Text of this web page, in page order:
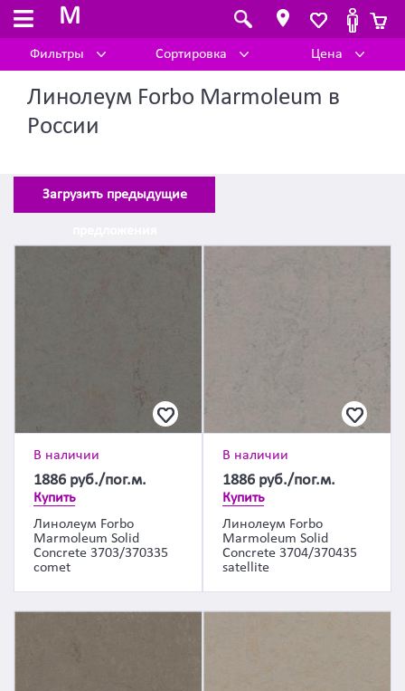
M
Фильтры Сортировка Цена
Линолеум Forbo Marmoleum в
России
Загрузить предыдущие
В наличии
1886 руб./пог.м.
Купить
Линолеум Forbo
Marmoleum Solid
Concrete 3703/370335
comet
В наличии
1886 руб./пог.м.
Купить
Линолеум Forbo
Marmoleum Solid
Concrete 3704/370435
satellite